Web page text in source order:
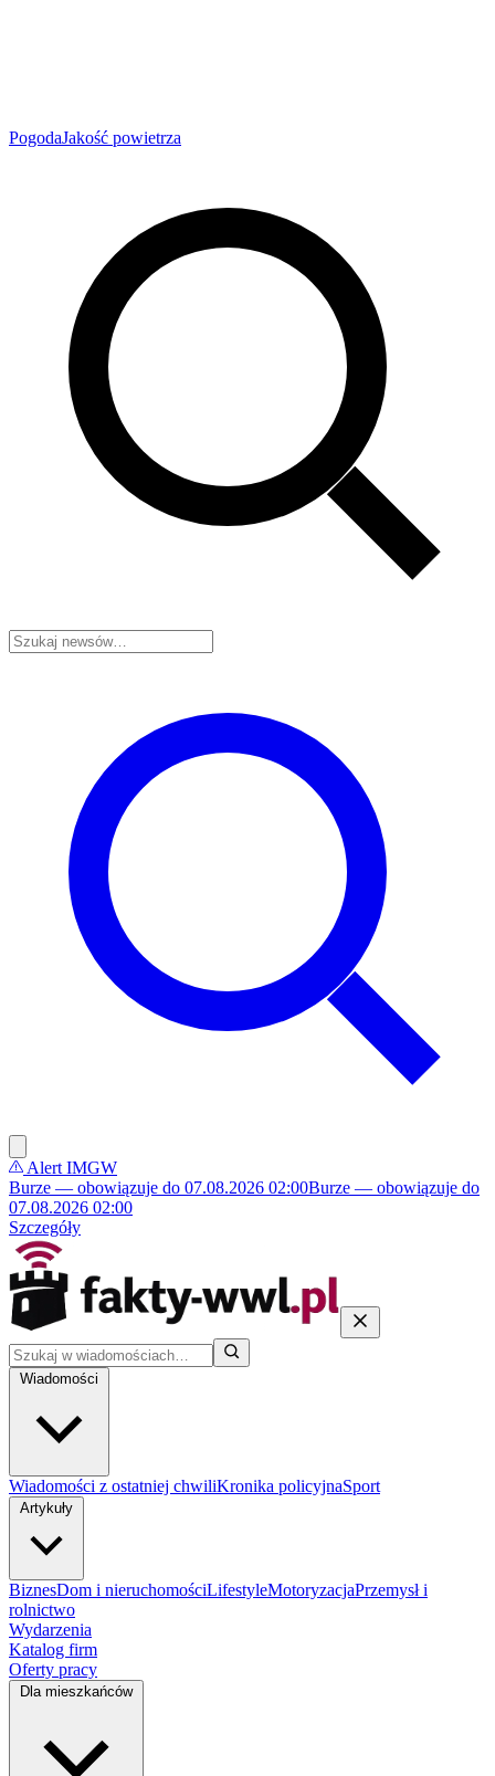
PogodaJakość powietrza
Alert IMGW
Burze — obowiązuje do 07.08.2026 02:00Burze — obowiązuje do
07.08.2026 02:00
Szczegóły
Wiadomości
Wiadomości z ostatniej chwiliKronika policyjnaSport
Artykuły
BiznesDom i nieruchomościLifestyleMotoryzacjaPrzemysł i
rolnictwo
Wydarzenia
Katalog firm
Oferty pracy
Dla mieszkańców